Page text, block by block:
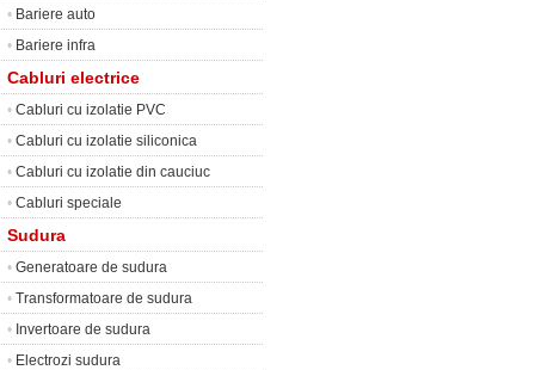
• Bariere auto
• Bariere infra
Cabluri electrice
• Cabluri cu izolatie PVC
• Cabluri cu izolatie siliconica
• Cabluri cu izolatie din cauciuc
• Cabluri speciale
Sudura
• Generatoare de sudura
• Transformatoare de sudura
• Invertoare de sudura
• Electrozi sudura